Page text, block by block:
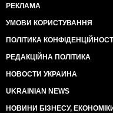
РЕКЛАМА
УМОВИ КОРИСТУВАННЯ
ПОЛІТИКА
РЕДАКЦІЙНА ПОЛІТИКА
НОВОСТИ УКРАИНА
UKRAINIAN NEWS
НОВИНИ БІЗНЕСУ,